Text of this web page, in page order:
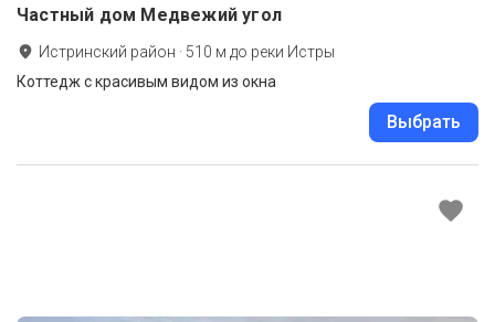
Частный дом Медвежий угол
Истринский район · 510 м до реки Истры
Коттедж с красивым видом из окна
Выбрать